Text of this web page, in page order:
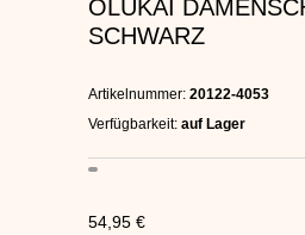
VANS SCHUHE
CONVERSE
OLUKAI
SCHWARZ
Artikelnummer: 20122-4053
Verfügbarkeit: auf Lager
54,95 €